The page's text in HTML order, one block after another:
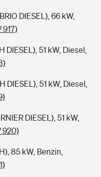
DIESEL), 66 kW,
917)
DIESEL), 51 kW, Diesel,
DIESEL), 51 kW, Diesel,
DIESEL), 51 kW,
920)
85 kW, Benzin,